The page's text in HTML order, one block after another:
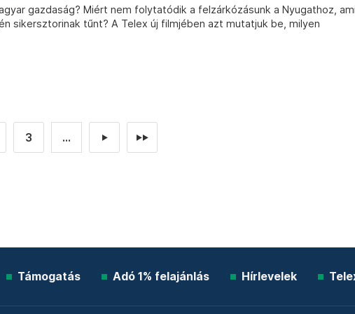
gazdaság? Miért nem folytatódik a felzárkózásunk a Nyugathoz, ami
sikersztorinak tűnt? A Telex új filmjében azt mutatjuk be, milyen
3 ... ► ►►
Támogatás Adó 1% felajánlás Hírlevelek